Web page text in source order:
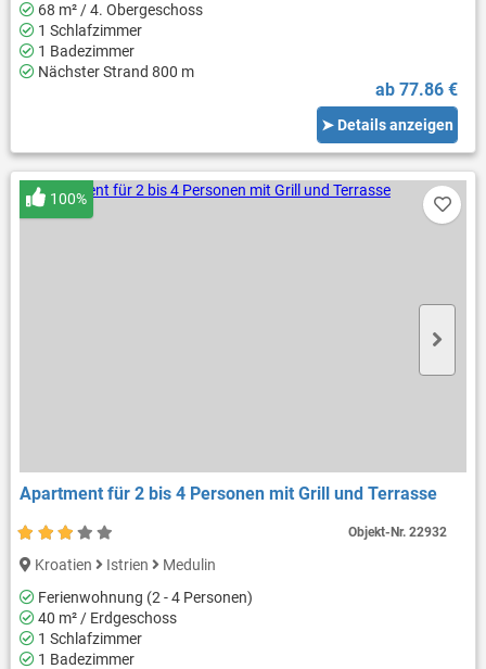
68 m² / 4. Obergeschoss
1 Schlafzimmer
1 Badezimmer
Nächster Strand 800 m
ab 77.86 €
➤ Details anzeigen
Apartment für 2 bis 4 Personen mit Grill und Terrasse
100%
Kroatien Istrien
Medulin
Ferienwohnung (2 - 4 Personen)
40 m² / Erdgeschoss
1 Schlafzimmer
1 Badezimmer
Objekt-Nr.22932